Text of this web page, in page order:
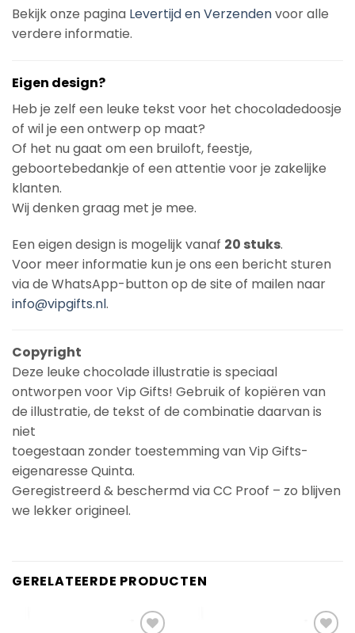
Bekijk onze pagina Levertijd en Verzendenvoor alle
verdere informatie.
Eigen design?
Heb je zelf een leuke tekst voor het chocoladedoosje
of wil je een ontwerp op maat?
Of het nu gaat om een bruiloft, feestje,
geboortebedankje of een attentie voor je zakelijke
klanten.
Wij denken graag met je mee.
Een eigen design is mogelijk vanaf 20 stuks.
Voor meer informatie kun je ons een bericht sturen
via de WhatsApp-button op de site of mailen naar
info@vipgifts.nl.
Copyright
Deze leuke chocolade illustratie is speciaal
ontworpen voor Vip Gifts! Gebruik of kopiëren van
de illustratie, de tekst of de combinatie daarvan is
niet
toegestaan zonder toestemming van Vip Gifts-
eigenaresse Quinta.
Geregistreerd & beschermd via CC Proof – zo blijven
we lekker origineel.
GERELATEERDE PRODUCTEN